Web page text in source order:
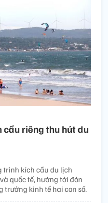
riêng thu hút du
trình kích cầu du lịch
quốc tế, hướng tới đón
trưởng kinh tế hai con số.